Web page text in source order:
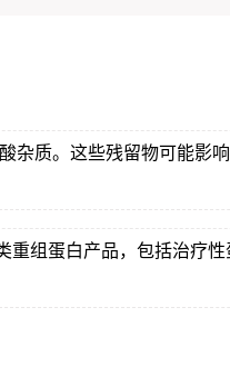
杂质。这些残留物可能影
组蛋白产品，包括治疗性